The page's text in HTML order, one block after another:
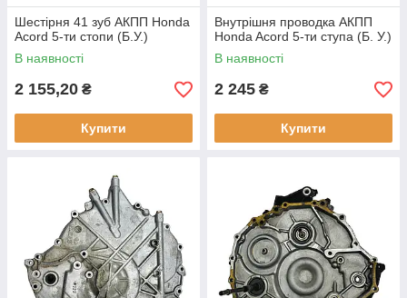
Шестірня 41 зуб АКПП Honda
Acord 5-ти стопи (Б.У.)
В наявності
2 155,20 ₴
Купити
Внутрішня проводка АКПП
Honda Acord 5-ти ступа (Б. У.)
В наявності
2 245 ₴
Купити